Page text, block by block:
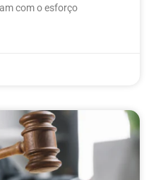
com o esforço